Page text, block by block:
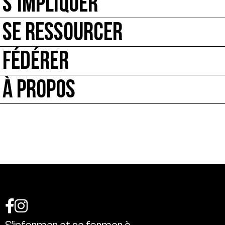
SE RESSOURCER
FÉDÉRER
À PROPOS